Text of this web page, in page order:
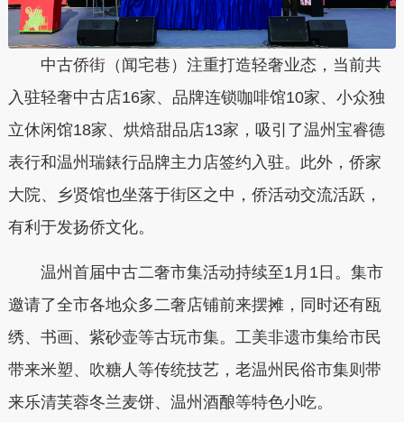
中古侨街（闻宅巷）注重打造轻奢业态，当前共
入驻轻奢中古店16家、品牌连锁咖啡馆10家、小众独
立休闲馆18家、烘焙甜品店13家，吸引了温州宝睿德
表行和温州瑞錶行品牌主力店签约入驻。此外，侨家
大院、乡贤馆也坐落于街区之中，侨活动交流活跃，
有利于发扬侨文化。
温州首届中古二奢市集活动持续至1月1日。集市
邀请了全市各地众多二奢店铺前来摆摊，同时还有瓯
绣、书画、紫砂壶等古玩市集。工美非遗市集给市民
带来米塑、吹糖人等传统技艺，老温州民俗市集则带
来乐清芙蓉冬兰麦饼、温州酒酿等特色小吃。